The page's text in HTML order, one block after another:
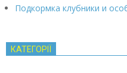
Подкормка клубники и
КАТЕГОРІЇ